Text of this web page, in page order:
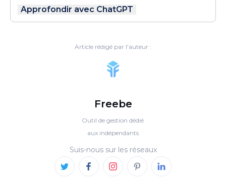
Approfondir avec ChatGPT
Article rédigé par l'auteur :
Freebe
Outil de gestion dédié
aux indépendants
Suis-nous sur les réseaux